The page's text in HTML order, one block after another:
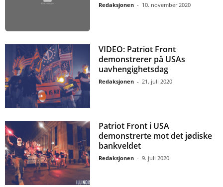
Redaksjonen - 10. november 2020
VIDEO: Patriot Front
demonstrerer på USAs
uavhengighetsdag
Redaksjonen - 21. juli 2020
Patriot Front i USA
demonstrerte mot det jødiske
bankveldet
Redaksjonen - 9. juli 2020